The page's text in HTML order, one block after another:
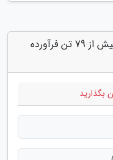
دیدگاه های مرتبط با "معدوم سازی بیش از 79 تن فرآورده
بگذارید